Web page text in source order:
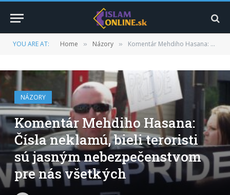
YOU ARE AT: Home » Názory » Komentár Mehdiho Hasana: Čísla neklamú, bieli teroristi sú jasným nebezpečenstvom pre nás všetkých
NÁZORY
Komentár Mehdiho Hasana:
Čísla neklamú, bieli teroristi
sú jasným nebezpečenstvom
pre nás všetkých